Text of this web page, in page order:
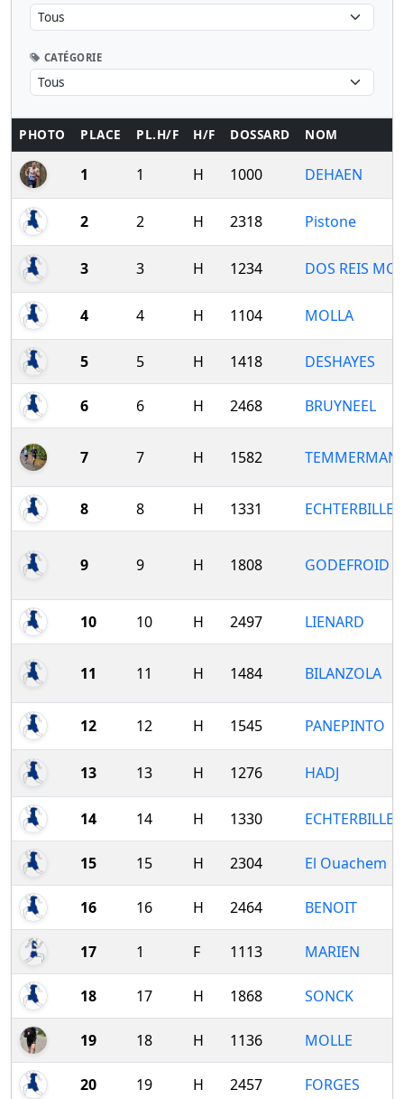
CATÉGORIE
PHOTO PLACE PL.H/F H/F DOSSARD NOM
1 1 H 1000 DEHAEN
2 2 H 2318 Pistone
3 3 H 1234 DOS REIS
4 4 H 1104 MOLLA
5 5 H 1418 DESHAYES
6 6 H 2468 BRUYNEEL
7 7 H 1582 TEMMERMAN
8 8 H 1331 ECHTERBILLE
9 9 H 1808 GODEFROID
10 10 H 2497 LIENARD
11 11 H 1484 BILANZOLA
12 12 H 1545 PANEPINTO
13 13 H 1276 HADJ
14 14 H 1330 ECHTERBILLE
15 15 H 2304 El Ouachem
16 16 H 2464 BENOIT
17 1 F 1113 MARIEN
18 17 H 1868 SONCK
19 18 H 1136 MOLLE
20 19 H 2457 FORGES